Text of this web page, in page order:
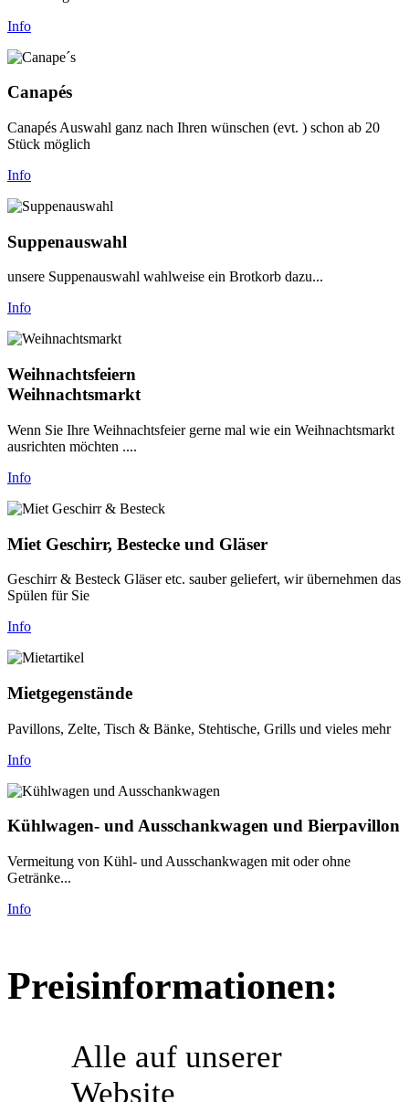
Info
Canapés
Canapés Auswahl ganz nach Ihren wünschen (evt. ) schon ab 20
Stück möglich
Info
Suppenauswahl
unsere Suppenauswahl wahlweise ein Brotkorb dazu...
Info
Weihnachtsfeiern
Weihnachtsmarkt
Wenn Sie Ihre Weihnachtsfeier gerne mal wie ein Weihnachtsmarkt
ausrichten möchten ....
Info
Miet Geschirr, Bestecke und Gläser
Geschirr & Besteck Gläser etc. sauber geliefert, wir übernehmen das
Spülen für Sie
Info
Mietgegenstände
Pavillons, Zelte, Tisch & Bänke, Stehtische, Grills und vieles mehr
Info
Kühlwagen- und Ausschankwagen und Bierpavillon
Vermeitung von Kühl- und Ausschankwagen mit oder ohne
Getränke...
Info
Preisinformationen:
Alle auf unserer
Website